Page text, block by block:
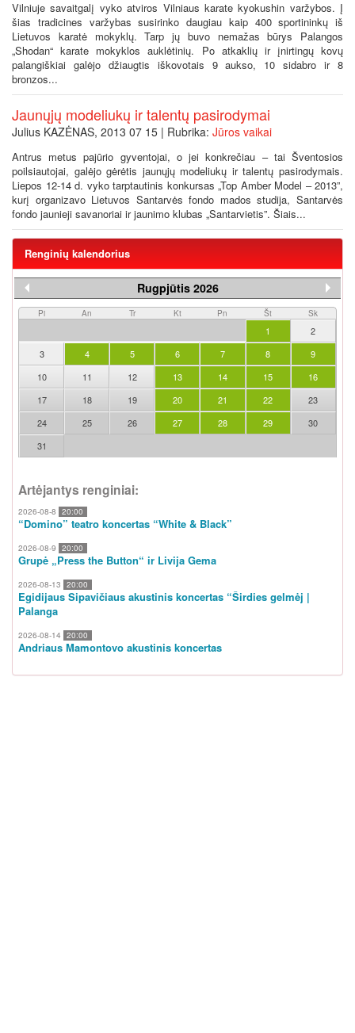
Vilniuje savaitgalį vyko atviros Vilniaus karate kyokushin varžybos. Į
šias tradicines varžybas susirinko daugiau kaip 400 sportininkų iš
Lietuvos karatė mokyklų. Tarp jų buvo nemažas būrys Palangos
„Shodan“ karate mokyklos auklėtinių. Po atkaklių ir įnirtingų kovų
palangiškiai galėjo džiaugtis iškovotais 9 aukso, 10 sidabro ir 8
bronzos...
Jaunųjų modeliukų ir talentų pasirodymai
Julius KAZĖNAS, 2013 07 15 | Rubrika: Jūros vaikai
Antrus metus pajūrio gyventojai, o jei konkrečiau – tai Šventosios
poilsiautojai, galėjo gėrėtis jaunųjų modeliukų ir talentų pasirodymais.
Liepos 12-14 d. vyko tarptautinis konkursas „Top Amber Model – 2013”,
kurį organizavo Lietuvos Santarvės fondo mados studija, Santarvės
fondo jaunieji savanoriai ir jaunimo klubas „Santarvietis”. Šiais...
Renginių kalendorius
Rugpjūtis 2026
Pi An Tr Kt Pn Št Sk
1
2
3
4 5 6 7 8
9
10
11 12 13 14 15
16
17
18 19 20 21 22
23
24
25 26 27 28 29
30
31
Artėjantys renginiai:
2026-08-8 20:00
“Domino” teatro koncertas “White & Black”
2026-08-9 20:00
Grupė „Press the Button“ ir Livija Gema
2026-08-13 20:00
Egidijaus Sipavičiaus akustinis koncertas “Širdies gelmėj |
Palanga
2026-08-14 20:00
Andriaus Mamontovo akustinis koncertas